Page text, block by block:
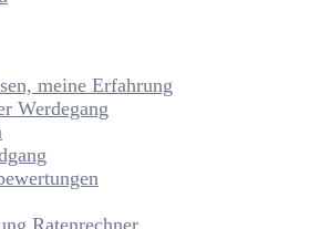
meine Erfahrung
Werdegang
Ratenrechner